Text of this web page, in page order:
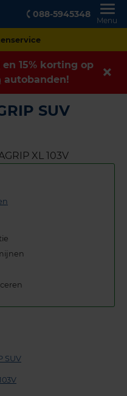
088-5945348
Menu
en 15% korting op
autobanden!
SUV
SUV